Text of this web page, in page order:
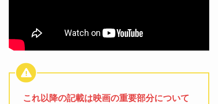
これ以降の記載は映画の重要部分について